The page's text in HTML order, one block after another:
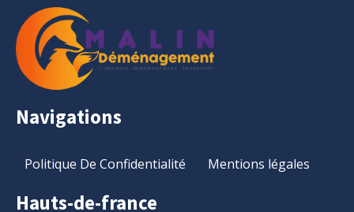
Navigations
Politique De Confidentialité Mentions légales
Hauts-de-france